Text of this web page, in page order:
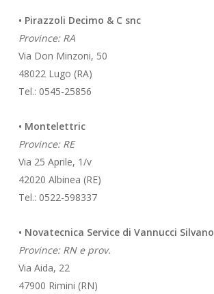
• Pirazzoli Decimo & C snc
Province: RA
Via Don Minzoni, 50
48022 Lugo (RA)
Tel.: 0545-25856
• Montelettric
Province: RE
Via 25 Aprile, 1/v
42020 Albinea (RE)
Tel.: 0522-598337
• Novatecnica Service di Vannucci Silvano
Province: RN e prov.
Via Aida, 22
47900 Rimini (RN)